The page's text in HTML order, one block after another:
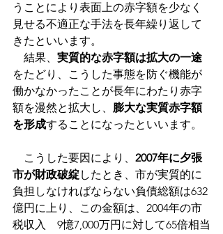
うことにより表面上の赤字額を少なく
見せる不適正な手法を長年繰り返して
きたといいます。
結果、 実質的な赤字額は拡大の一途
をたどり、こうした事態を防ぐ機能が
働かなかったことが長年にわたり赤字
額を漫然と拡大し、 膨大な実質赤字額
を形成することになったといいます。
こうした要因により、 2007年に夕張
市が財政破綻したとき、市が実質的に
負担しなければならない負債総額は632
億円に上り、この金額は、2004年の市
税収入　9憶7,000万円に対して65倍相当